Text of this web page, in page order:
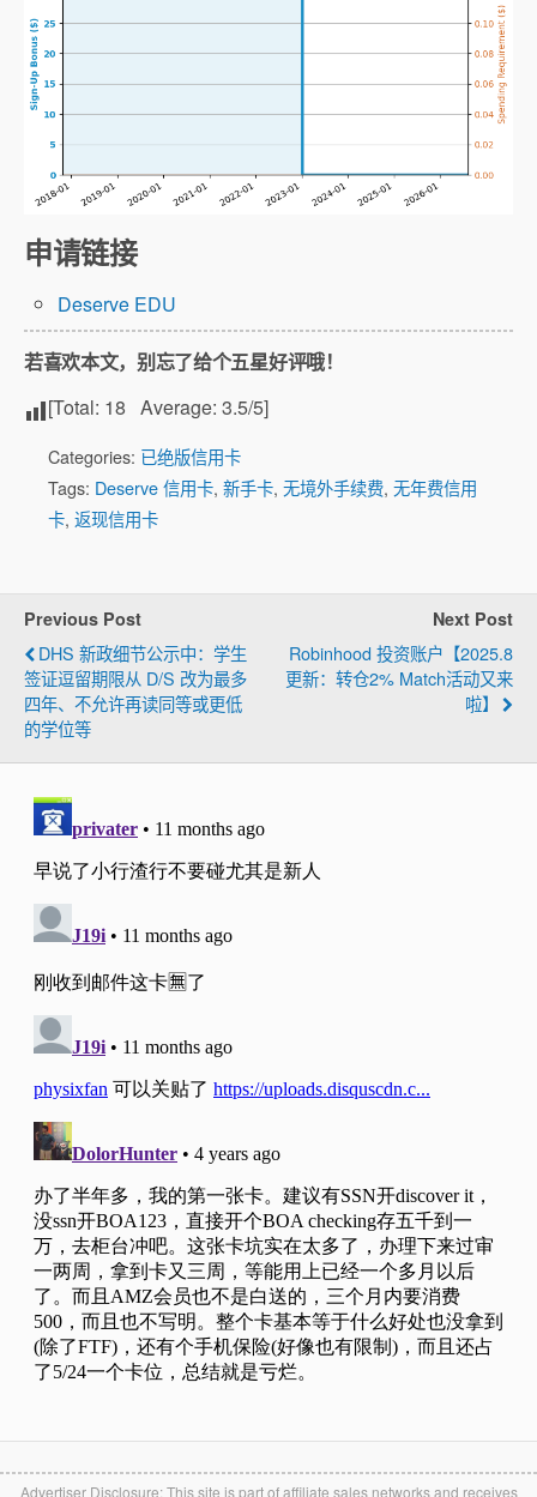
申请链接
Deserve EDU
若喜欢本文，别忘了给个五星好评哦！
[Total: 18 Average: 3.5/5]
Categories: 已绝版信用卡
Tags: Deserve 信用卡, 新手卡, 无境外手续费, 无年费信用
卡, 返现信用卡
Previous Post
DHS 新政细节公示中：学生
签证逗留期限从 D/S 改为最多
四年、不允许再读同等或更低
的学位等
Next Post
Robinhood 投资账户【2025.8
更新：转仓2% Match活动又来
啦】
Advertiser Disclosure: This site is part of affiliate sales networks and receives